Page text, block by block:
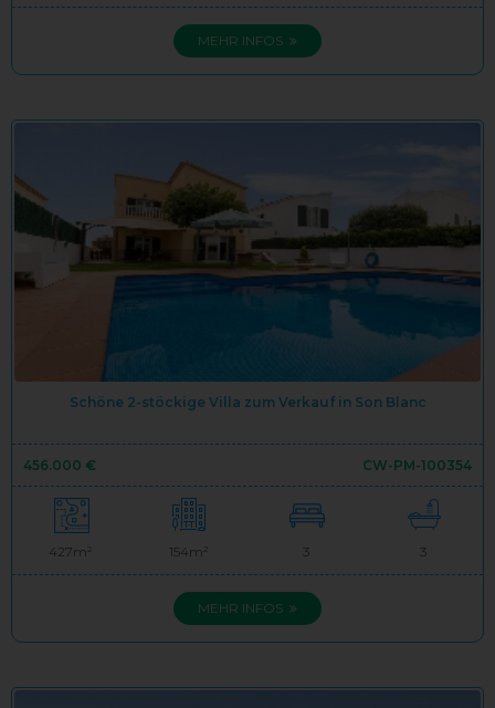
MEHR INFOS
Schöne 2-stöckige Villa zum Verkauf in Son Blanc
456.000 € CW-PM-100354
427m² 154m² 3 3
MEHR INFOS